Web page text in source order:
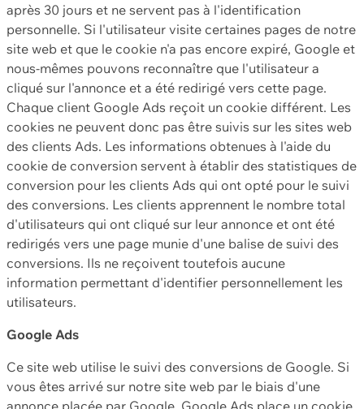
après 30 jours et ne servent pas à l'identification
personnelle. Si l'utilisateur visite certaines pages de notre
site web et que le cookie n'a pas encore expiré, Google et
nous-mêmes pouvons reconnaître que l'utilisateur a
cliqué sur l'annonce et a été redirigé vers cette page.
Chaque client Google Ads reçoit un cookie différent. Les
cookies ne peuvent donc pas être suivis sur les sites web
des clients Ads. Les informations obtenues à l'aide du
cookie de conversion servent à établir des statistiques de
conversion pour les clients Ads qui ont opté pour le suivi
des conversions. Les clients apprennent le nombre total
d'utilisateurs qui ont cliqué sur leur annonce et ont été
redirigés vers une page munie d'une balise de suivi des
conversions. Ils ne reçoivent toutefois aucune
information permettant d'identifier personnellement les
utilisateurs.
Google Ads
Ce site web utilise le suivi des conversions de Google. Si
vous êtes arrivé sur notre site web par le biais d'une